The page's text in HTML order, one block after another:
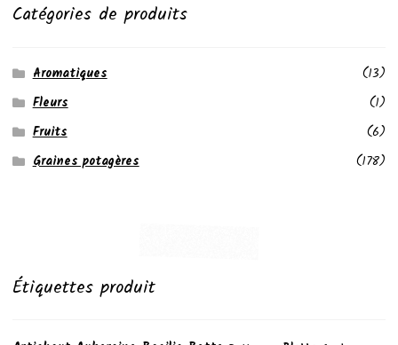
Catégories de produits
Aromatiques
(13)
Fleurs
(1)
Fruits
(6)
Graines potagères
(178)
Étiquettes produit